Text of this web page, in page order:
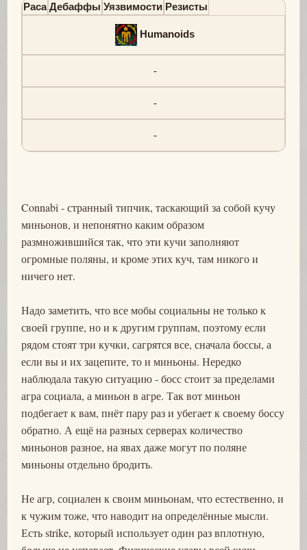
Раса Дебаффы Уязвимости Резисты
Humanoids
-
-
-
Connabi - странный типчик, таскающий за собой кучу
миньонов, и непонятно каким образом
размножившийся так, что эти кучи заполняют
огромные поляны, и кроме этих куч, там никого и
ничего нет.
Надо заметить, что все мобы социальны не только к
своей группе, но и к другим группам, поэтому если
рядом стоят три кучки, сагрятся все, сначала боссы, а
если вы и их зацепите, то и миньоны. Нередко
наблюдала такую ситуацию - босс стоит за пределами
агра социала, а миньон в агре. Так вот миньон
подбегает к вам, пнёт пару раз и убегает к своему боссу
обратно. А ещё на разных серверах количество
миньонов разное, на явах даже могут по поляне
миньоны отдельно бродить.
Не агр, социален к своим миньонам, что естественно, и
к чужим тоже, что наводит на определённые мысли.
Есть strike, который использует один раз вплотную,